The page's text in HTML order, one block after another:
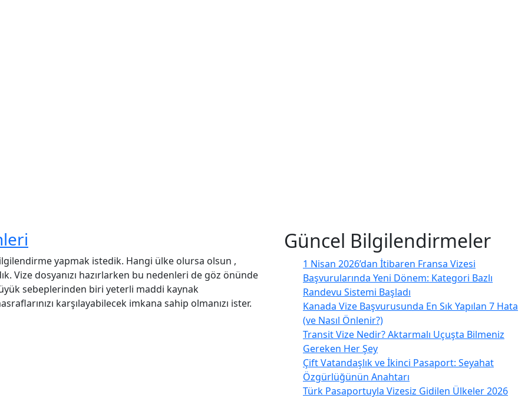
yapmak istedik. Hangi ülke olursa olsun ,
Vize dosyanızı hazırlarken bu nedenleri de göz önünde
sebeplerinden biri yeterli maddi kaynak
karşılayabilecek imkana sahip olmanızı ister.
Güncel Bilgilendirmeler
1 Nisan 2026’dan İtibaren Fransa Vizesi
Başvurularında Yeni Dönem: Kategori Bazlı
Randevu Sistemi Başladı
Kanada Vize Başvurusunda En Sık Yapılan 7 Hata
(ve Nasıl Önlenir?)
Transit Vize Nedir? Aktarmalı Uçuşta Bilmeniz
Gereken Her Şey
Çift Vatandaşlık ve İkinci Pasaport: Seyahat
Özgürlüğünün Anahtarı
Türk Pasaportuyla Vizesiz Gidilen Ülkeler 2026